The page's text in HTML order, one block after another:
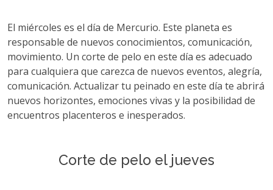
El miércoles es el día de Mercurio. Este planeta es
responsable de nuevos conocimientos, comunicación,
movimiento. Un corte de pelo en este día es adecuado
para cualquiera que carezca de nuevos eventos, alegría,
comunicación. Actualizar tu peinado en este día te abrirá
nuevos horizontes, emociones vivas y la posibilidad de
encuentros placenteros e inesperados.
Сorte de pelo el jueves